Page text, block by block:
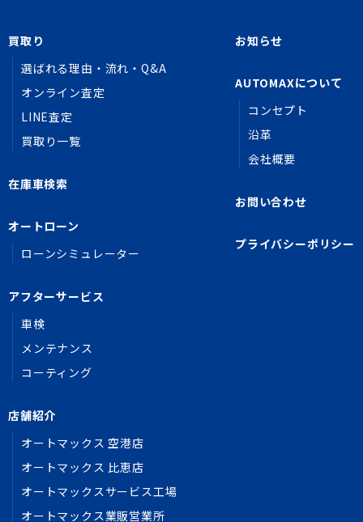
買取り
選ばれる理由・流れ・Q&A
オンライン査定
LINE査定
買取り一覧
在庫車検索
オートローン
ローンシミュレーター
アフターサービス
車検
メンテナンス
コーティング
店舗紹介
オートマックス 空港店
オートマックス 比恵店
オートマックスサービス工場
オートマックス業販営業所
お知らせ
AUTOMAXについて
コンセプト
沿革
会社概要
お問い合わせ
プライバシーポリシー